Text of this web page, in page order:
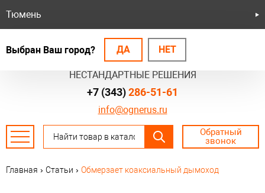
БЕЗОПАСНЫЕ СИСТЕМЫ
НЕСТАНДАРТНЫЕ РЕШЕНИЯ
Тюмень
Выбран Ваш город? ДА НЕТ
info@ognerus.ru
+7 (343)286-51-61
Обратный
звонок
Главная › Статьи › Обмерзает коаксиальный дымоход